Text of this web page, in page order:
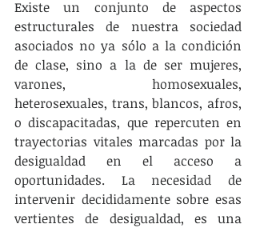
Existe un conjunto de aspectos
estructurales de nuestra sociedad
asociados no ya sólo a la condición
de clase, sino a la de ser mujeres,
varones, homosexuales,
heterosexuales, trans, blancos, afros,
o discapacitadas, que repercuten en
trayectorias vitales marcadas por la
desigualdad en el acceso a
oportunidades. La necesidad de
intervenir decididamente sobre esas
vertientes de desigualdad, es una